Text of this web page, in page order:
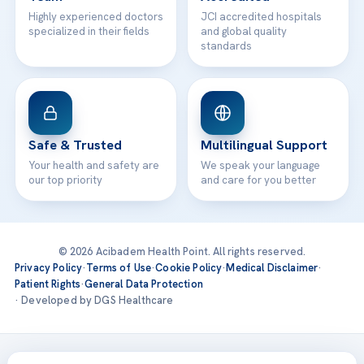
Highly experienced doctors
specialized in their fields
JCI accredited hospitals
and global quality
standards
Safe & Trusted
Your health and safety are
our top priority
Multilingual Support
We speak your language
and care for you better
© 2026 Acibadem Health Point. All rights reserved.
Privacy Policy·Terms of Use·Cookie Policy·Medical Disclaimer·
Patient Rights·General Data Protection
· Developed by DGS Healthcare
Treatments are delivered at our JCI-accredited hospitals —